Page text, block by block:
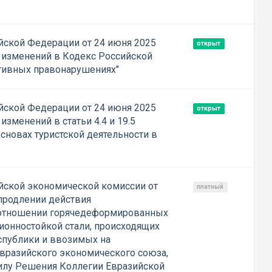
Федерации от 24 июня 2025
в Кодекс Российской
правонарушениях"
открыт
Федерации от 24 июня 2025
в статьи 4.4 и 19.5
туристской деятельности в
открыт
экономической комиссии от
действия
горячедеформированных
стали, происходящих
и ввозимых на
экономического союза,
Решения Коллегии Евразийской
платный